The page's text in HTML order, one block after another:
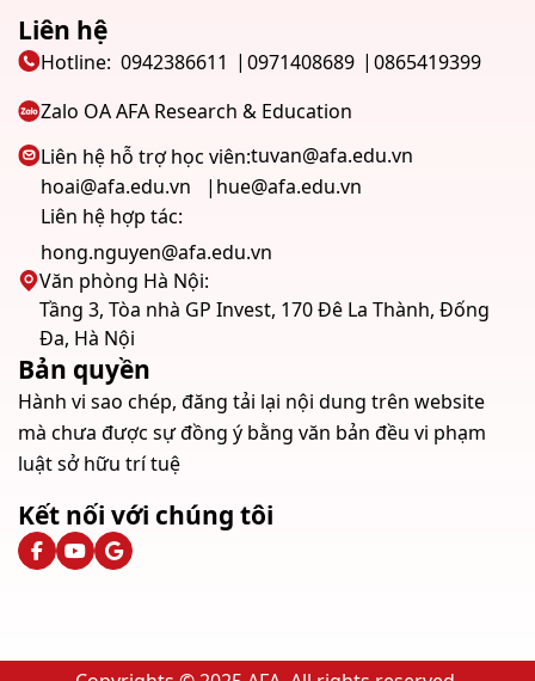
Liên hệ
Hotline: 0942386611 0971408689
0865419399
Zalo OA AFA Research & Education
Liên hệ hỗ trợ học viên:tuvan@afa.edu.vn
hoai@afa.edu.vn
hue@afa.edu.vn
Liên hệ hợp tác:
hong.nguyen@afa.edu.vn
Văn phòng Hà Nội:
Tầng 3, Tòa nhà GP Invest, 170 Đê La Thành, Đống
Đa, Hà Nội
Bản quyền
Hành vi sao chép, đăng tải lại nội dung trên website
mà chưa được sự đồng ý bằng văn bản đều vi phạm
luật sở hữu trí tuệ
Kết nối với chúng tôi